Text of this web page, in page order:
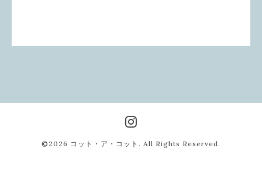
©2026 コット・ア・コット . All Rights Reserved.